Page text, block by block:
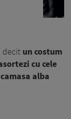
decit un costum
cu cele
alba